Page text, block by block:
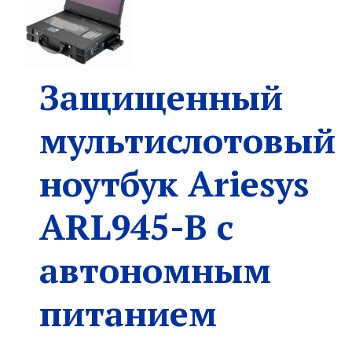
Защищенный
мультислотовый
ноутбук Ariesys
ARL945-B с
автономным
питанием